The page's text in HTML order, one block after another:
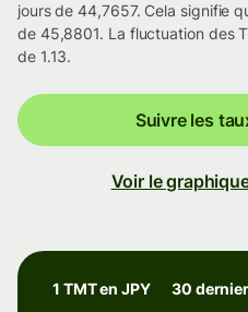
jours de 44,7657. Cela signifie
de 45,8801. La fluctuation des
de 1.13.
Suivre les
Voir le
1 TMT en JPY 30